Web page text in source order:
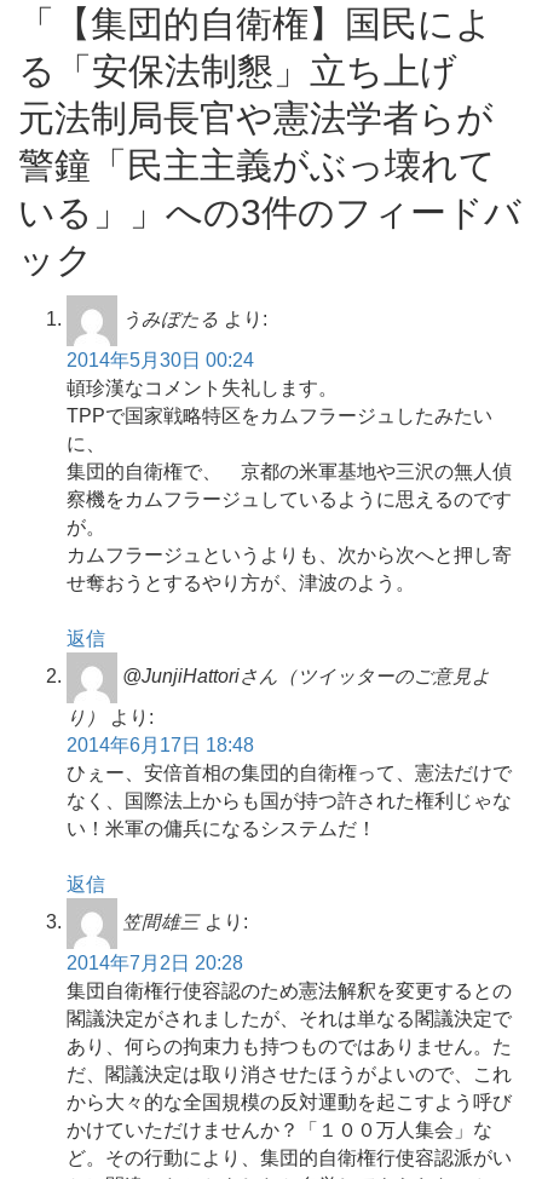
「【集団的自衛権】国民によ
る「安保法制懇」立ち上げ
元法制局長官や憲法学者らが
警鐘「民主主義がぶっ壊れて
いる」」への3件のフィードバ
ック
うみぼたる より:
2014年5月30日 00:24
頓珍漢なコメント失礼します。
TPPで国家戦略特区をカムフラージュしたみたい
に、
集団的自衛権で、 京都の米軍基地や三沢の無人偵
察機をカムフラージュしているように思えるのです
が。
カムフラージュというよりも、次から次へと押し寄
せ奪おうとするやり方が、津波のよう。
返信
@JunjiHattoriさん（ツイッターのご意見よ
り）
より:
2014年6月17日 18:48
ひぇー、安倍首相の集団的自衛権って、憲法だけで
なく、国際法上からも国が持つ許された権利じゃな
い！米軍の傭兵になるシステムだ！
返信
笠間雄三 より:
2014年7月2日 20:28
集団自衛権行使容認のため憲法解釈を変更するとの
閣議決定がされましたが、それは単なる閣議決定で
あり、何らの拘束力も持つものではありません。た
だ、閣議決定は取り消させたほうがよいので、これ
から大々的な全国規模の反対運動を起こすよう呼び
かけていただけませんか？「１００万人集会」な
ど。その行動により、集団的自衛権行使容認派がい